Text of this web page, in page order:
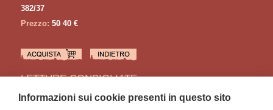
382/37
Prezzo: 5040 €
LETTURE CONSIGLIATE
AA. VV.
TEATRO UNIVERSALE raccolta enciclopedica e scenografica
Informazioni sui cookie presenti in questo sito